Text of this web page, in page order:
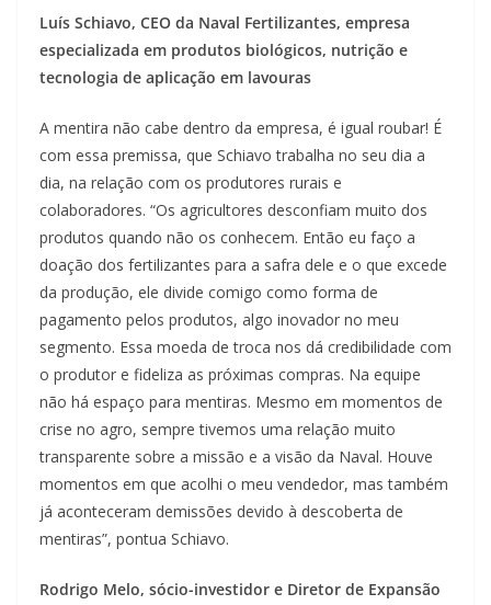
Luís Schiavo, CEO da Naval Fertilizantes, empresa
especializada em produtos biológicos, nutrição e
tecnologia de aplicação em lavouras
A mentira não cabe dentro da empresa, é igual roubar! É
com essa premissa, que Schiavo trabalha no seu dia a
dia, na relação com os produtores rurais e
colaboradores. “Os agricultores desconfiam muito dos
produtos quando não os conhecem. Então eu faço a
doação dos fertilizantes para a safra dele e o que excede
da produção, ele divide comigo como forma de
pagamento pelos produtos, algo inovador no meu
segmento. Essa moeda de troca nos dá credibilidade com
o produtor e fideliza as próximas compras. Na equipe
não há espaço para mentiras. Mesmo em momentos de
crise no agro, sempre tivemos uma relação muito
transparente sobre a missão e a visão da Naval. Houve
momentos em que acolhi o meu vendedor, mas também
já aconteceram demissões devido à descoberta de
mentiras”, pontua Schiavo.
Rodrigo Melo, sócio-investidor e Diretor de Expansão